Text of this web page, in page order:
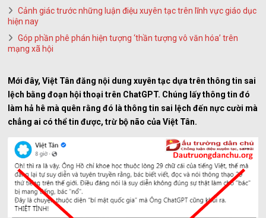
Cảnh giác trước những luận điệu xuyên tạc trên lĩnh vực giáo dục
hiện nay
Góp phần phê phán hiện tượng ‘thần tượng vô văn hóa’ trên
mạng xã hội
Mới đây, Việt Tân đăng nội dung xuyên tạc dựa trên thông tin sai
lệch bằng đoạn hội thoại trên ChatGPT. Chúng lấy thông tin đó
làm hả hê mà quên rằng đó là thông tin sai lệch đến nực cười mà
chẳng ai có thể tin được, trừ bộ não của Việt Tân.